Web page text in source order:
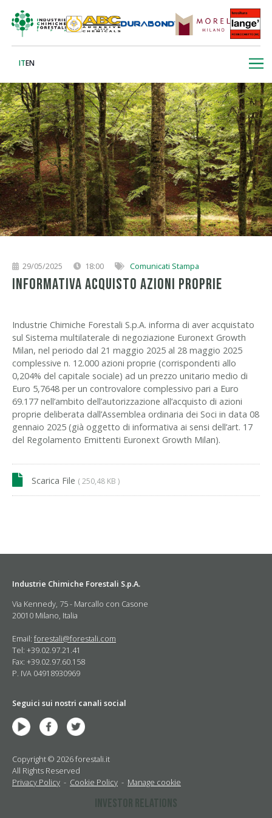
ITEN
Investor Relations
29/05/2025 18:00 Comunicati Stampa
INFORMATIVA ACQUISTO AZIONI PROPRIE
Industrie Chimiche Forestali S.p.A. informa di aver acquistato
sul Sistema multilaterale di negoziazione Euronext Growth
Milan, nel periodo dal 21 maggio 2025 al 28 maggio 2025
complessive n. 12.000 azioni proprie (corrispondenti allo
0,204% del capitale sociale) ad un prezzo unitario medio di
Euro 5,7648 per un controvalore complessivo pari a Euro
69.177 nell’ambito dell’autorizzazione all’acquisto di azioni
proprie deliberata dall’Assemblea ordinaria dei Soci in data 08
gennaio 2025 (già oggetto di informativa ai sensi dell’art. 17
del Regolamento Emittenti Euronext Growth Milan).
Scarica File ( 250,48 KB )
Seguici sui nostri canali social
Copyright © 2026 forestali.it
All Rights Reserved
Privacy Policy - Cookie Policy - Manage cookie
Industrie Chimiche Forestali S.p.A.
Via Kennedy, 75 - Marcallo con Casone
20010 Milano, Italia
Email: forestali@forestali.com
Tel: +39.02.97.21.41
Fax: +39.02.97.60.158
P. IVA 04918930969